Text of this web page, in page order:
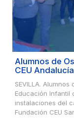
Alumnos de
CEU Andalucía
SEVILLA.
Educación Infantil
instalaciones del
Fundación CEU